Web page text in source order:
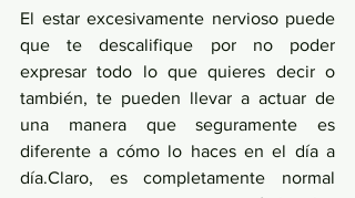
El estar excesivamente nervioso puede
que te descalifique por no poder
expresar todo lo que quieres decir o
también, te pueden llevar a actuar de
una manera que seguramente es
diferente a cómo lo haces en el día a
día.Claro, es completamente normal